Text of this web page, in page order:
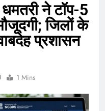
ने टॉप-5
जिलों के
प्रशासन
1 Mins